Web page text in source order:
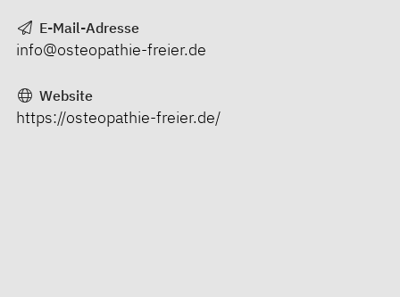
E-Mail-Adresse
info@osteopathie-freier.de
Website
https://osteopathie-freier.de/